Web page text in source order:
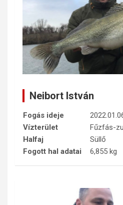
Neibort István
Fogás ideje
Vízterület
Fűzfás-
Halfaj
Süllő
Fogott hal adatai
6,855 kg